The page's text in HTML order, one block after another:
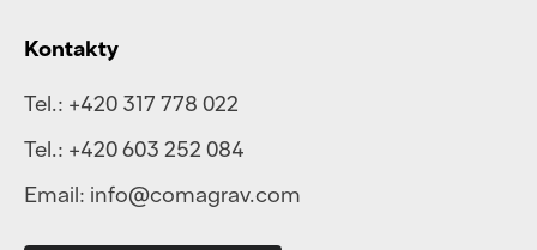
Kontakty
Tel.: +420 317 778 022
Tel.: +420 603 252 084
Email: info@comagrav.com